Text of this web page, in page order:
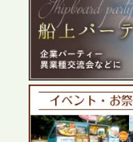
2026.5.27
プレスリリース
テーブル、千葉
ントから主要都
かしたスムーズ